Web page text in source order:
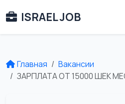
ISRAEL JOB
Главная
Вакансии
ЗАРПЛАТА ОТ 15000 ШЕК